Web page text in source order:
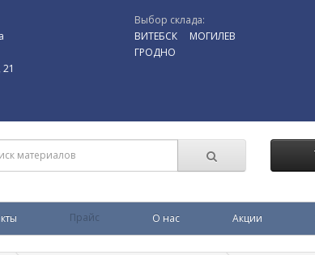
Выбор склада:
ВИТЕБСК
ГРОДНО
МОГИЛЕВ
Прайс О нас Акции